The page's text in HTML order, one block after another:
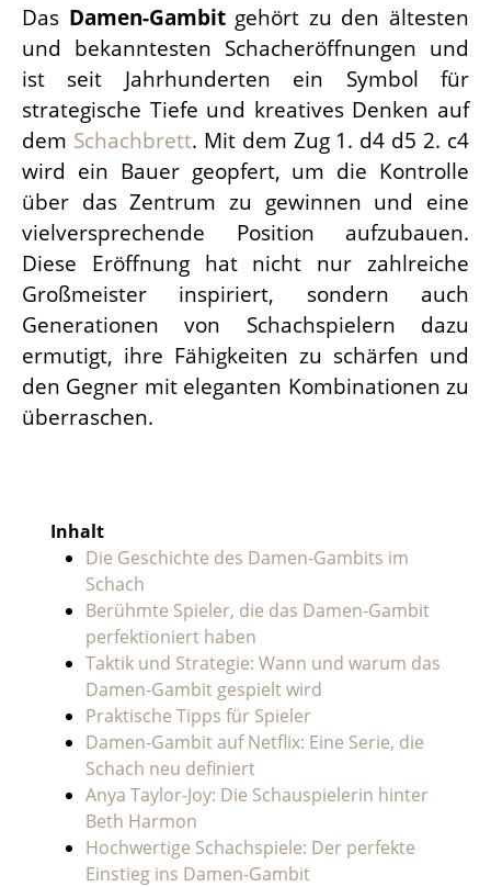
Das Damen-Gambitgehört zu den ältesten
und bekanntesten Schacheröffnungen und
ist seit Jahrhunderten ein Symbol für
strategische Tiefe und kreatives Denken auf
dem Schachbrett. Mit dem Zug 1. d4 d5 2. c4
wird ein Bauer geopfert, um die Kontrolle
über das Zentrum zu gewinnen und eine
vielversprechende Position aufzubauen.
Diese Eröffnung hat nicht nur zahlreiche
Großmeister inspiriert, sondern auch
Generationen von Schachspielern dazu
ermutigt, ihre Fähigkeiten zu schärfen und
den Gegner mit eleganten Kombinationen zu
überraschen.
Inhalt
Die Geschichte des Damen-Gambits im
Schach
Berühmte Spieler, die das Damen-Gambit
perfektioniert haben
Taktik und Strategie: Wann und warum das
Damen-Gambit gespielt wird
Praktische Tipps für Spieler
Damen-Gambit auf Netflix: Eine Serie, die
Schach neu definiert
Anya Taylor-Joy: Die Schauspielerin hinter
Beth Harmon
Hochwertige Schachspiele: Der perfekte
Einstieg ins Damen-Gambit